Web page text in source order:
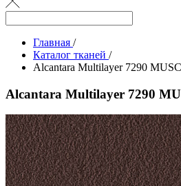
Главная /
Каталог тканей /
Alcantara Multilayer 7290
Alcantara Multilayer 7290